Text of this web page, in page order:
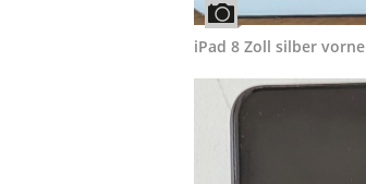
iPad 8 Zoll silber vorne